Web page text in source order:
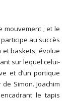
mouvement ; et le
au succès
et baskets, évolue
sur lequel celui-
et d’un portique
Simon. Joachim
le tapis